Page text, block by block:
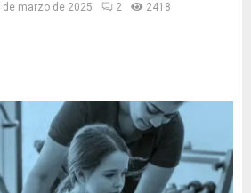
de marzo de 2025 2 2418